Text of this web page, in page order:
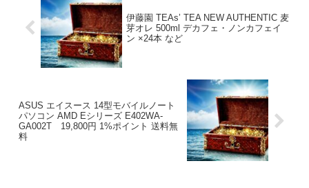
伊藤園 TEAs’ TEA NEW AUTHENTIC 麦
芽オレ 500ml デカフェ・ノンカフェイ
ン ×24本 など
ASUS エイスース 14型モバイルノート
パソコン AMD Eシリーズ E402WA-
GA002T 19,800円 1%ポイント 送料無
料